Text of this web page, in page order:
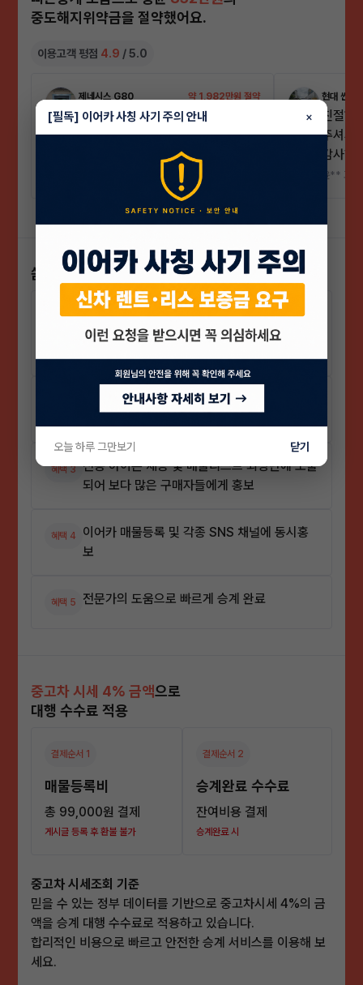
중도해지위약금을 절약했어요.
이용고객 평점 4.9 / 5.0
제네시스 G80 약 1,982만원 절약
말그대로 빠른 승계가 되어서 너무
만족한 서비스였습니다.
3일내 승계 완료
현대 싼타
친절
주셔서
감사합
윤** 고객
쏟아지는 서비스 혜택!
혜택 1 매물 등록부터 승계자 매칭, 승계 심사, 서류안
내, 승계완료까지 복잡한 모든 승계 과정을 전
바쁜 판매자를 대신하여 24시간 구매문의 응
혜택 3 전용 아이콘 제공 및 매물리스트 최상단에 노출
되어 보다 많은 구매자들에게 홍보
혜택 4
이어카 매물등록 및 각종 SNS 채널에 동시홍
보
혜택 5 전문가의 도움으로 빠르게 승계 완료
중고차 시세 4% 금액으로
대행 수수료 적용
결제순서 1
매물등록비
총 99,000원 결제
게시글 등록 후 환불 불가
결제순서 2
승계완료 수수료
잔여비용 결제
승계완료 시
중고차 시세조회 기준
믿을 수 있는 정부 데이터를 기반으로 중고차시세 4%의 금
액을 승계 대행 수수료로 적용하고 있습니다.
합리적인 비용으로 빠르고 안전한 승계 서비스를 이용해 보
세요.
[필독] 이어카 사칭 사기 주의 안내 ×
오늘 하루 그만보기 닫기